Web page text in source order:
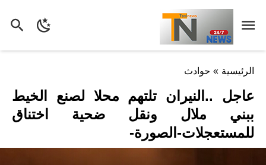
الرئيسية » حوادث
عاجل ..النيران تلتهم محلا لصنع الخيط
ببني ملال ونقل ضحية اختناق
للمستعجلات-الصورة-